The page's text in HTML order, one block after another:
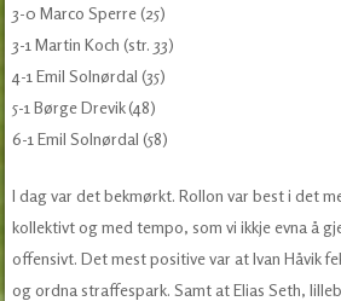
3-0 Marco Sperre (25)
3-1 Martin Koch (str. 33)
4-1 Emil Solnørdal (35)
5-1 Børge Drevik (48)
6-1 Emil Solnørdal (58)
I dag var det bekmørkt. Rollon var best i det
kollektivt og med tempo, som vi ikkje evna å
offensivt. Det mest positive var at Ivan Håvik
og ordna straffespark. Samt at Elias Seth,